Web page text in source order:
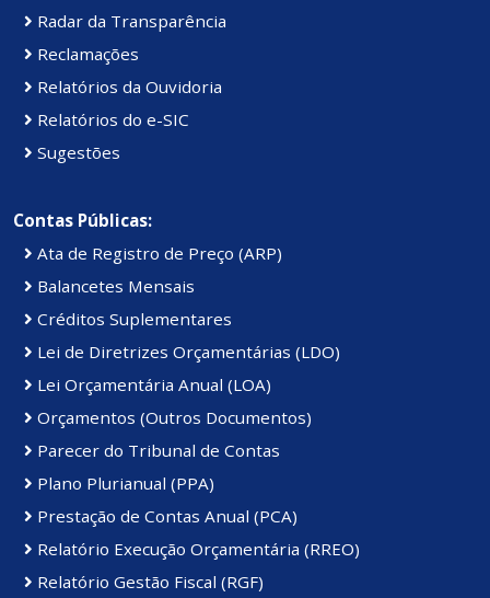
Radar da Transparência
Reclamações
Relatórios da Ouvidoria
Relatórios do e-SIC
Sugestões
Contas Públicas:
Ata de Registro de Preço (ARP)
Balancetes Mensais
Créditos Suplementares
Lei de Diretrizes Orçamentárias (LDO)
Lei Orçamentária Anual (LOA)
Orçamentos (Outros Documentos)
Parecer do Tribunal de Contas
Plano Plurianual (PPA)
Prestação de Contas Anual (PCA)
Relatório Execução Orçamentária (RREO)
Relatório Gestão Fiscal (RGF)